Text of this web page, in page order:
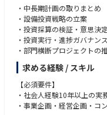
課題の定義、実験計画、ス
7. 技術指導・ナレッジ共有
装置設置時のトレーニング
■扱う装置
希望・経験に応じて、以下
エッチング（Etch）
成膜（Deposition）
洗浄（Wet Clean）
■以下の経験をお持ちの方
・顧客の要望を整理し、技
・技術的な立場で、製品や
・社内外を巻き込んで、案
・半導体材料、製造、装置
ケーションエンジニア経験
■歓迎要件
・材料、化学、物理系分野
・半導体、電子材料、薄膜
・中長期計画の取りまとめ
・設備投資戦略の立案
・投資採算の検証・意思決
・投資実行・進捗ガバナンス
・部門横断プロジェクトの
求める経験 / スキル
【必須要件】
・社会人経験10年以上の実
・事業企画・経営企画・コ